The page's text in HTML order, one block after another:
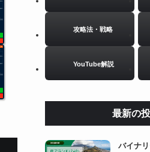
攻略法・戦略
YouTube解説
最新の
バイナ